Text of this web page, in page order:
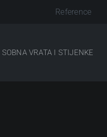
Reference
SOBNA VRATA I STIJENKE